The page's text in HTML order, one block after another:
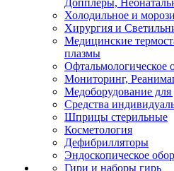
Допплеры,
Холодильное и
Хирургия и
Медицинские
плазмы
Офтальмологическое
Мониторинг,
Медоборудование
Средства
Шприцы стерильные
Косметология
Дефибрилляторы
Эндоскопическое
Гири и наборы гирь